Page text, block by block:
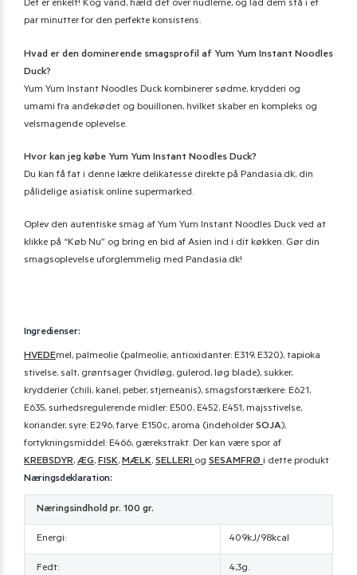
Det er enkelt! Kog vand, hæld det over nudlerne, og lad dem stå i et
par minutter for den perfekte konsistens.
Hvad er den dominerende smagsprofil af Yum Yum Instant Noodles
Duck?
Yum Yum Instant Noodles Duck kombinerer sødme, krydderi og
umami fra andekødet og bouillonen, hvilket skaber en kompleks og
velsmagende oplevelse.
Hvor kan jeg købe Yum Yum Instant Noodles Duck?
Du kan få fat i denne lækre delikatesse direkte på Pandasia.dk, din
pålidelige asiatisk online supermarked.
Oplev den autentiske smag af Yum Yum Instant Noodles Duck ved at
klikke på “Køb Nu” og bring en bid af Asien ind i dit køkken. Gør din
smagsoplevelse uforglemmelig med Pandasia.dk!
Ingredienser:
HVEDEmel, palmeolie (palmeolie, antioxidanter: E319, E320), tapioka
stivelse, salt, grøntsager (hvidløg, gulerod, løg blade), sukker,
krydderier (chili, kanel, peber, stjerneanis), smagsforstærkere: E621,
E635, surhedsregulerende midler: E500, E452, E451, majsstivelse,
koriander, syre: E296, farve: E150c, aroma (indeholder SOJA),
fortykningsmiddel: E466, gærekstrakt. Der kan være spor af
KREBSDYR, ÆG, FISK, MÆLK, SELLERI og SESAMFRØ i dette produkt
Næringsdeklaration:
Næringsindhold pr. 100 gr.
Energi: 409kJ/98kcal
Fedt: 4,3g.